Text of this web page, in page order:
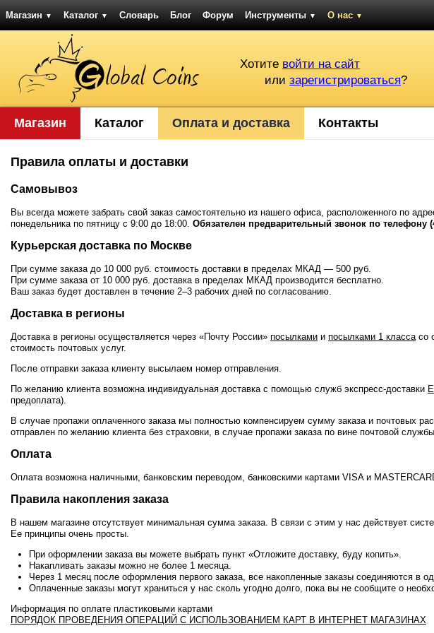
Магазин ▼ Каталог ▼ Словарь Блог Форум Инструменты ▼ О нас ▼
Хотите войти на сайт
или зарегистрироваться?
Магазин Каталог Оплата и доставка Контакты
Правила оплаты и доставки
Самовывоз
Вы всегда можете забрать свой заказ самостоятельно из нашего офиса, расположенного по
понедельника по пятницу с 9:00 до 18:00. Обязателен предварительный звонок по телефону
Курьерская доставка по Москве
При сумме заказа до 10 000 руб. стоимость доставки в пределах МКАД — 500 руб.
При сумме заказа от 10 000 руб. доставка в пределах МКАД производится бесплатно.
Ваш заказ будет доставлен в течение 2–3 рабочих дней по согласованию.
Доставка в регионы
Доставка в регионы осуществляется через «Почту России» посылками и посылками 1 классасо
стоимость почтовых услуг.
После отправки заказа клиенту высылаем номер отправления.
По желанию клиента возможна индивидуальная доставка с помощью служб экспресс-доставки
предоплата).
В случае пропажи оплаченного заказа мы полностью компенсируем сумму заказа и почтовых
отправлен по желанию клиента без страховки, в случае пропажи заказа по вине почтовой
Оплата
Оплата возможна наличными, банковским переводом, банковскими картами VISA и
Правила накопления заказа
В нашем магазине отсутствует минимальная сумма заказа. В связи с этим у нас действует
Ее принципы очень просты.
При оформлении заказа вы можете выбрать пункт «Отложите доставку, буду копить».
Накапливать заказы можно не более 1 месяца.
Через 1 месяц после оформления первого заказа, все накопленные заказы соединяются в
Оплаченные заказы могут храниться у нас сколь угодно долго, пока вы не сообщите о
Информация по оплате пластиковыми картами
ПОРЯДОК ПРОВЕДЕНИЯ ОПЕРАЦИЙ С ИСПОЛЬЗОВАНИЕМ КАРТ В ИНТЕРНЕТ МАГАЗИНАХ